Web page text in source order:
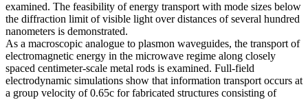
consisting of closely spaced metal nanoclusters for this purpose is
examined. The feasibility of energy transport with mode sizes below
the diffraction limit of visible light over distances of several hundred
nanometers is demonstrated.
As a macroscopic analogue to plasmon waveguides, the transport of
electromagnetic energy in the microwave regime along closely
spaced centimeter-scale metal rods is examined. Full-field
electrodynamic simulations show that information transport occurs at